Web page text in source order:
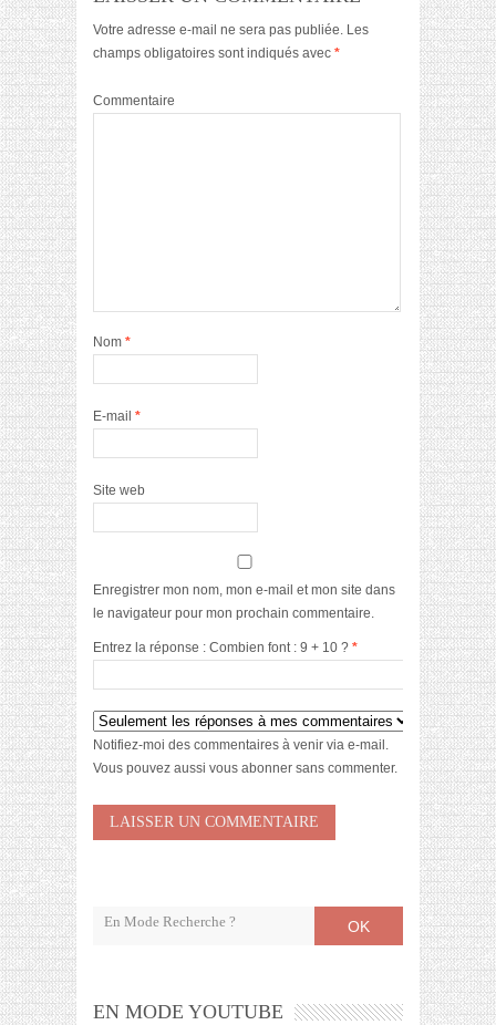
Votre adresse e-mail ne sera pas publiée. Les
champs obligatoires sont indiqués avec *
Commentaire
Nom *
E-mail *
Site web
Enregistrer mon nom, mon e-mail et mon site dans
le navigateur pour mon prochain commentaire.
Entrez la réponse : Combien font : 9 + 10 ? *
Notifiez-moi des commentaires à venir via e-mail.
Vous pouvez aussi vous abonner sans commenter.
OK
EN MODE YOUTUBE